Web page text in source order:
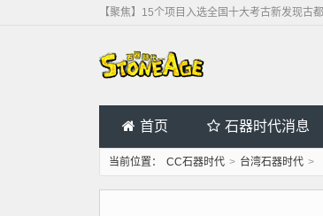
【聚焦】15个项目入选全国十大考古新发现古
首页 石器时代消息
当前位置： CC石器时代 > 台湾石器时代 >